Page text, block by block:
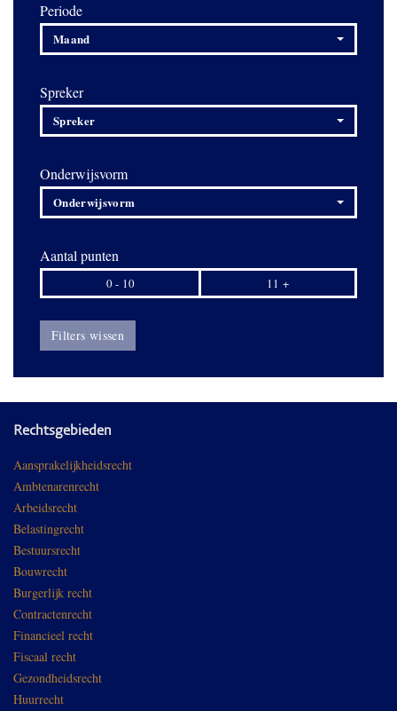
Periode
Maand
Spreker
Spreker
Onderwijsvorm
Onderwijsvorm
Aantal punten
0 - 10 11 +
Filters wissen
Rechtsgebieden
Aansprakelijkheidsrecht
Ambtenarenrecht
Arbeidsrecht
Belastingrecht
Bestuursrecht
Bouwrecht
Burgerlijk recht
Contractenrecht
Financieel recht
Fiscaal recht
Gezondheidsrecht
Huurrecht